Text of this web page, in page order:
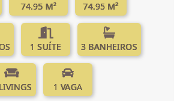
74.95 M² 74.95 M²
1 SUÍTE 3 BANHEIROS
1 VAGA